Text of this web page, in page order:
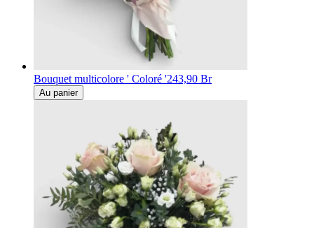
Bouquet multicolore ' Coloré '243,90 Br
Au panier